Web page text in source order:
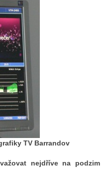
TV Barrandov
nejdříve na podzim